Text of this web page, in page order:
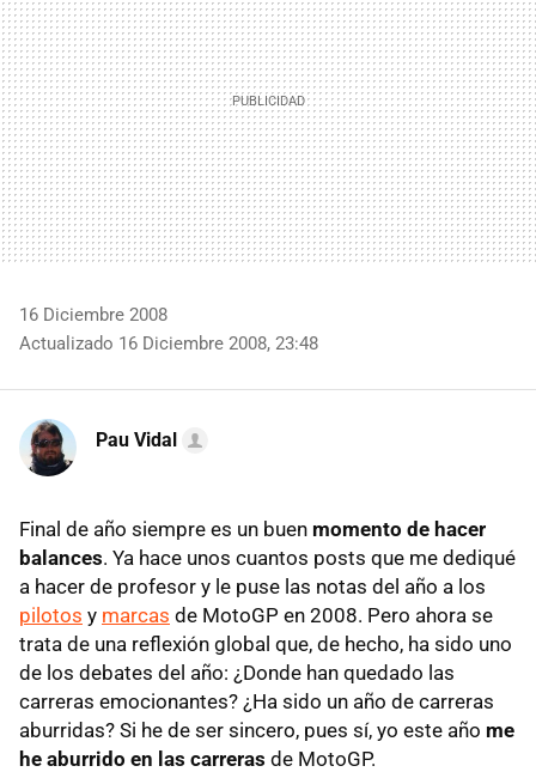
16 Diciembre 2008
Actualizado 16 Diciembre 2008, 23:48
Pau Vidal
Final de año siempre es un buen momento de hacer
balances. Ya hace unos cuantos posts que me dediqué
a hacer de profesor y le puse las notas del año a los
pilotos y marcas de MotoGP en 2008. Pero ahora se
trata de una reflexión global que, de hecho, ha sido uno
de los debates del año: ¿Donde han quedado las
carreras emocionantes? ¿Ha sido un año de carreras
aburridas? Si he de ser sincero, pues sí, yo este año me
he aburrido en las carreras de MotoGP.